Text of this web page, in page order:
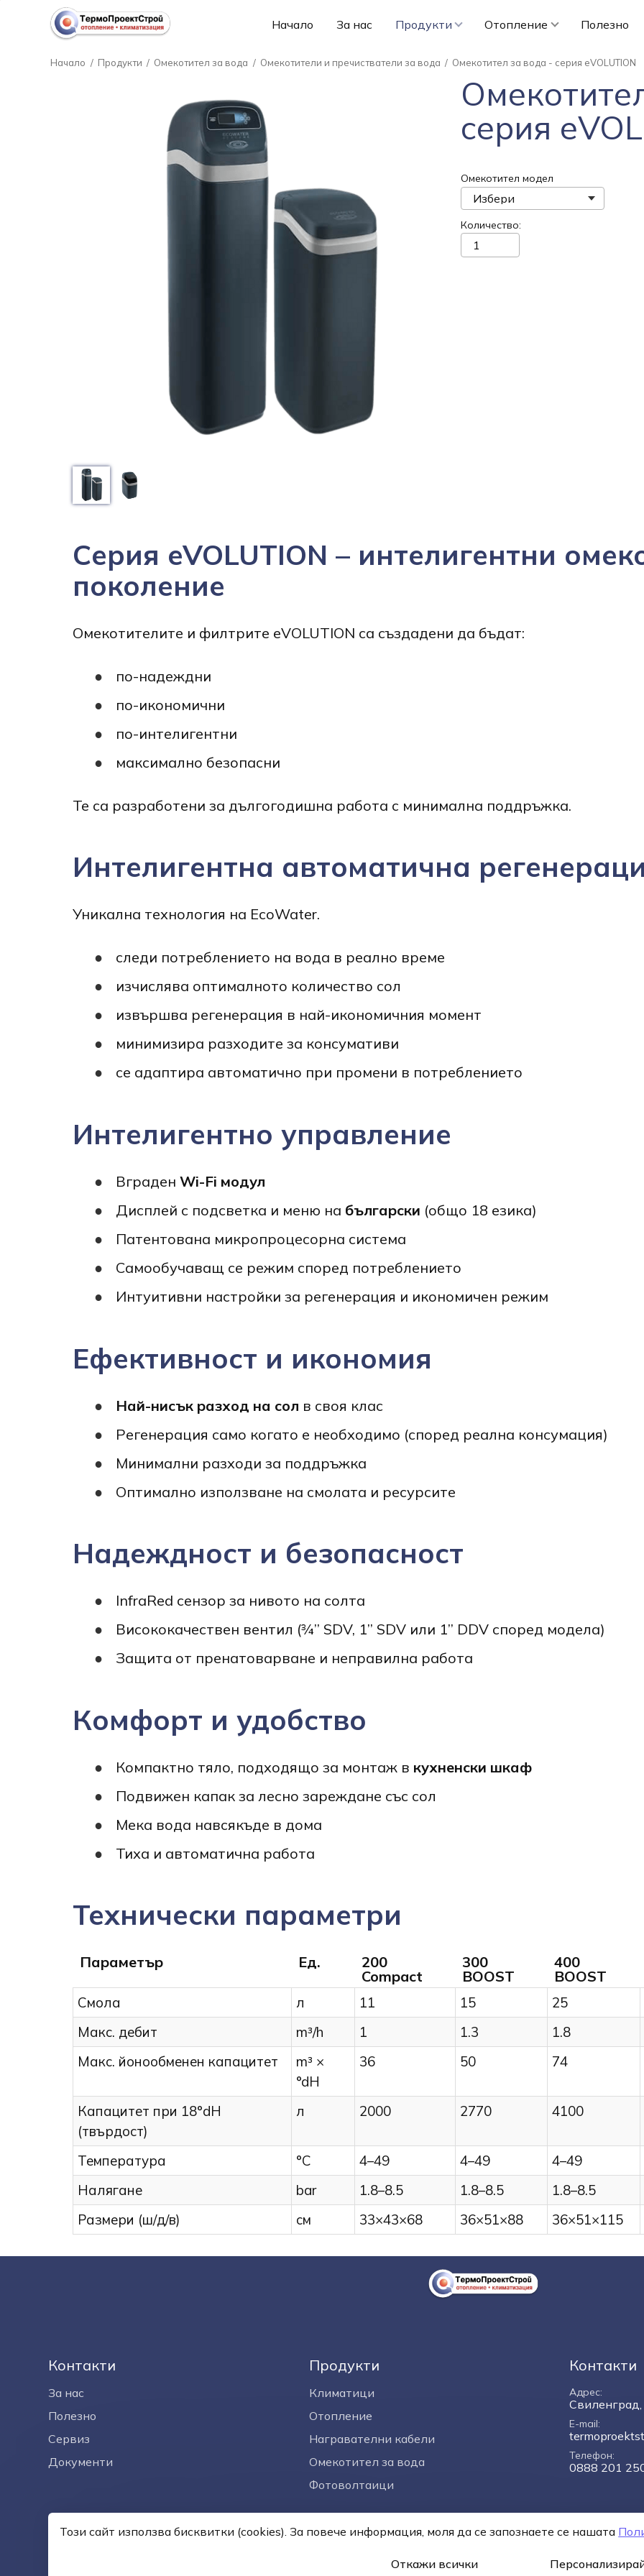
Начало За нас Продукти Отопление Полезно
Начало / Продукти / Омекотител за вода / Омекотители и пречистватели за вода / Омекотител за вода - серия eVOLUTION
серия
Омекотител модел
Количество
Серия eVOLUTION – интелигентни
поколение
Омекотителите и филтрите eVOLUTION са създадени да бъдат:
по-надеждни
по-икономични
по-интелигентни
максимално безопасни
Те са разработени за дългогодишна работа с минимална поддръжка.
Интелигентна автоматична
Уникална технология на EcoWater.
следи потреблението на вода в реално време
изчислява оптималното количество сол
извършва регенерация в най-икономичния момент
минимизира разходите за консумативи
се адаптира автоматично при промени в потреблението
Интелигентно управление
Вграден Wi-Fi модул
Дисплей с подсветка и меню на български (общо 18 езика)
Патентована микропроцесорна система
Самообучаващ се режим според потреблението
Интуитивни настройки за регенерация и икономичен режим
Ефективност и икономия
Най-нисък разход на сол в своя клас
Регенерация само когато е необходимо (спорeд реална консумация)
Минимални разходи за поддръжка
Оптимално използване на смолата и ресурсите
Надеждност и безопасност
InfraRed сензор за нивото на солта
Висококачествен вентил (¾’’ SDV, 1’’ SDV или 1’’ DDV според модела)
Защита от пренатоварване и неправилна работа
Комфорт и удобство
Компактно тяло, подходящо за монтаж в кухненски шкаф
Подвижен капак за лесно зареждане със сол
Мека вода навсякъде в дома
Тиха и автоматична работа
Технически параметри
Параметър Ед.
200
Compact
300
BOOST
400
BOOST
Смола л 11 15
25
Макс. дебит
m³/h 1 1.3
1.8
Макс. йонообменен капацитет
m³ ×
°dH
36 50 74
Капацитет при 18°dH
(твърдост)
л 2000 2770 4100
Температура °C 4–49 4–49
4–49
Налягане
bar 1.8–8.5 1.8–8.5
1.8–8.5
Размери (ш/д/в)
см 33×43×68 36×51×88 36×51×115
Контакти
За нас
Полезно
Сервиз
Документи
Продукти
Климатици
Отопление
Награвателни кабели
Омекотител за вода
Фотоволтаици
Контакти
Адрес
Свиленград,
E-mail
Телефон
0888 201
Този сайт използва бисквитки (cookies). За повече информация, моля да се запознаете се нашaтa
Откажи всички